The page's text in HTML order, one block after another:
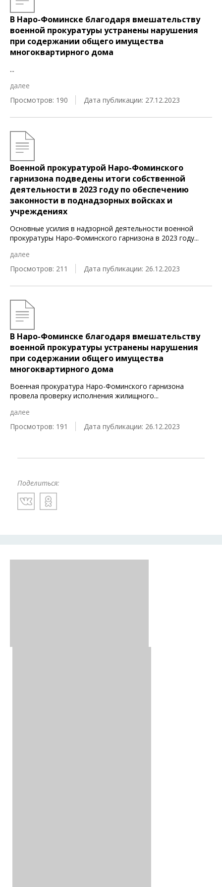
В Наро-Фоминске благодаря вмешательству
военной прокуратуры устранены нарушения
при содержании общего имущества
многоквартирного дома
...
далее
Просмотров: 190
Дата публикации: 27.12.2023
Военной прокуратурой Наро-Фоминского
гарнизона подведены итоги собственной
деятельности в 2023 году по обеспечению
законности в поднадзорных войсках и
учреждениях
Основные усилия в надзорной деятельности военной
прокуратуры Наро-Фоминского гарнизона в 2023 году...
далее
Просмотров: 211
Дата публикации: 26.12.2023
В Наро-Фоминске благодаря вмешательству
военной прокуратуры устранены нарушения
при содержании общего имущества
многоквартирного дома
Военная прокуратура Наро-Фоминского гарнизона
провела проверку исполнения жилищного...
далее
Просмотров: 191
Дата публикации: 26.12.2023
Поделиться: